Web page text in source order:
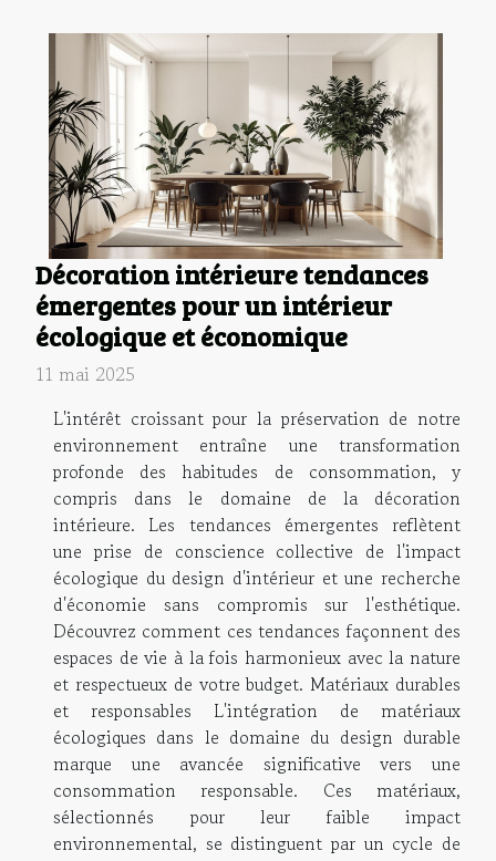
Décoration intérieure tendances
émergentes pour un intérieur
écologique et économique
11 mai 2025
L'intérêt croissant pour la préservation de notre
environnement entraîne une transformation
profonde des habitudes de consommation, y
compris dans le domaine de la décoration
intérieure. Les tendances émergentes reflètent
une prise de conscience collective de l'impact
écologique du design d'intérieur et une recherche
d'économie sans compromis sur l'esthétique.
Découvrez comment ces tendances façonnent des
espaces de vie à la fois harmonieux avec la nature
et respectueux de votre budget. Matériaux durables
et responsables L'intégration de matériaux
écologiques dans le domaine du design durable
marque une avancée significative vers une
consommation responsable. Ces matériaux,
sélectionnés pour leur faible impact
environnemental, se distinguent par un cycle de